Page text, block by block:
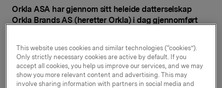
Orkla ASA har gjennom sitt heleide datterselskap
Orkla Brands AS (heretter Orkla) i dag gjennomført
Kjøpesum pr. aksje med tillegg av påløpte renter utgjør
kr 67,45. Etter kjøpet eier Orkla 90,11 % av aksjene i
RIE.
This website uses cookies and similar technologies (“cookies”).
Only strictly necessary cookies are active by default. If you
accept all cookies, you help us improve our services, and we may
show you more relevant content and advertising. This may
involve sharing information with partners in social media and